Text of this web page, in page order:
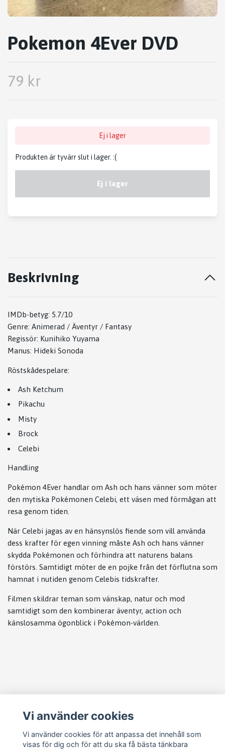
Pokemon 4Ever DVD
79 kr
Ej i lager
Produkten är tyvärr slut i lager. :(
Ej i lager
Beskrivning
IMDb-betyg: 5.7/10
Genre: Animerad / Äventyr / Fantasy
Regissör: Kunihiko Yuyama
Manus: Hideki Sonoda
Röstskådespelare:
Ash Ketchum
Pikachu
Misty
Brock
Celebi
Handling
Pokémon 4Ever handlar om Ash och hans vänner som möter
den mytiska Pokémonen Celebi, ett väsen med förmågan att
resa genom tiden.
När Celebi jagas av en hänsynslös fiende som vill använda
dess krafter för egen vinning måste Ash och hans vänner
skydda Pokémonen och förhindra att naturens balans
förstörs. Samtidigt möter de en pojke från det förflutna som
hamnat i nutiden genom Celebis tidskrafter.
Filmen skildrar teman som vänskap, natur och mod
samtidigt som den kombinerar äventyr, action och
känslosamma ögonblick i Pokémon-världen.
Köpvillkor
Kontakt
Vi använder cookies
Vi använder cookies för att anpassa det innehåll som
visas för dig och för att du ska få bästa tänkbara